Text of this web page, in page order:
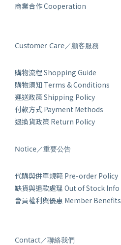
商業合作 Cooperation
Customer Care／顧客服務
購物流程 Shopping Guide
購物須知 Terms & Conditions
運送政策 Shipping Policy
付款方式 Payment Methods
退換貨政策 Return Policy
Notice／重要公告
代購與併單規範 Pre-order Policy
缺貨與退款處理 Out of Stock Info
會員權利與優惠 Member Benefits
Contact／聯絡我們